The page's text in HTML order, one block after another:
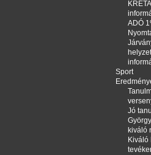
ADÓ
Sport
Jó
kiváló
Kiváló